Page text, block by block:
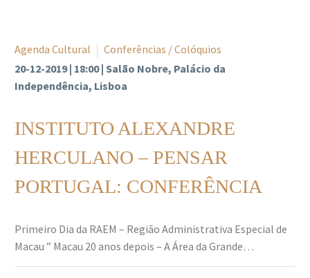
Agenda Cultural
Conferências / Colóquios
20-12-2019 | 18:00 | Salão Nobre, Palácio da
Independência, Lisboa
INSTITUTO ALEXANDRE
HERCULANO – PENSAR
PORTUGAL: CONFERÊNCIA
Primeiro Dia da RAEM – Região Administrativa Especial de
Macau ” Macau 20 anos depois – A Área da Grande…